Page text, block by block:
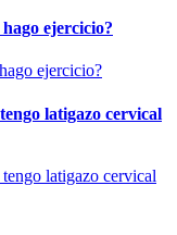
ejercicio?
latigazo cervical